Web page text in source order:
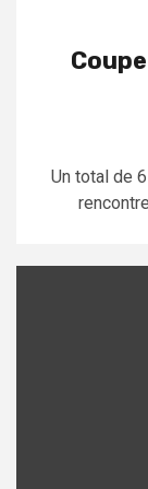
Un total de